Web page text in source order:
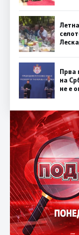
Прва
на
не е